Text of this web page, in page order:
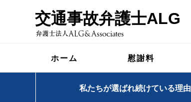
交通事故弁護士ALG
ホーム 慰謝料
私たちが選ばれ続けている理由